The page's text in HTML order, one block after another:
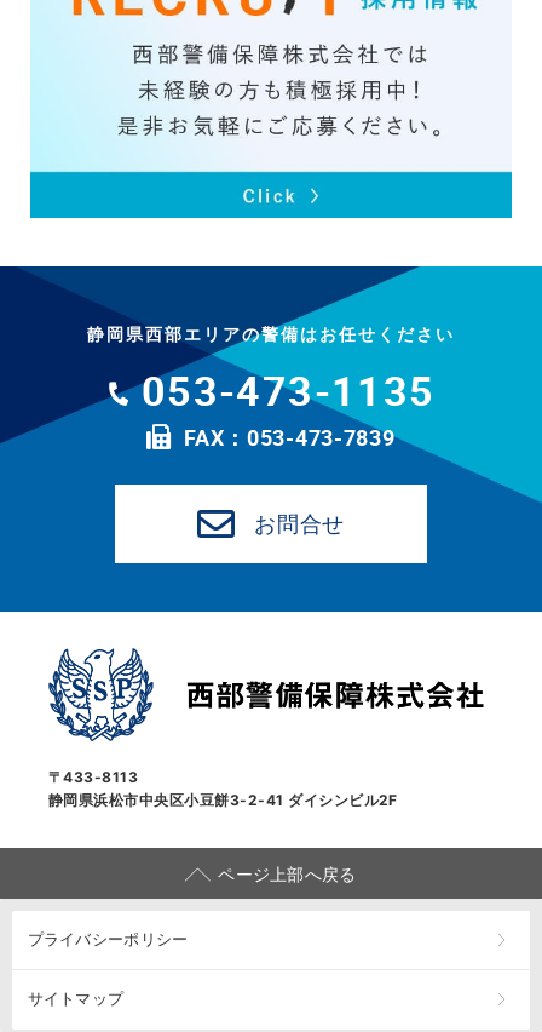
静岡県西部エリアの警備はお任せください
053-473-1135
FAX：053-473-7839
お問合せ
〒433-8113
静岡県浜松市中央区小豆餅3-2-41 ダイシンビル2F
ページ上部へ戻る
プライバシーポリシー
サイトマップ